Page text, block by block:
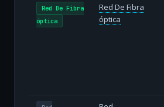
Red De Fibra
óptica
Red De Fibra
óptica